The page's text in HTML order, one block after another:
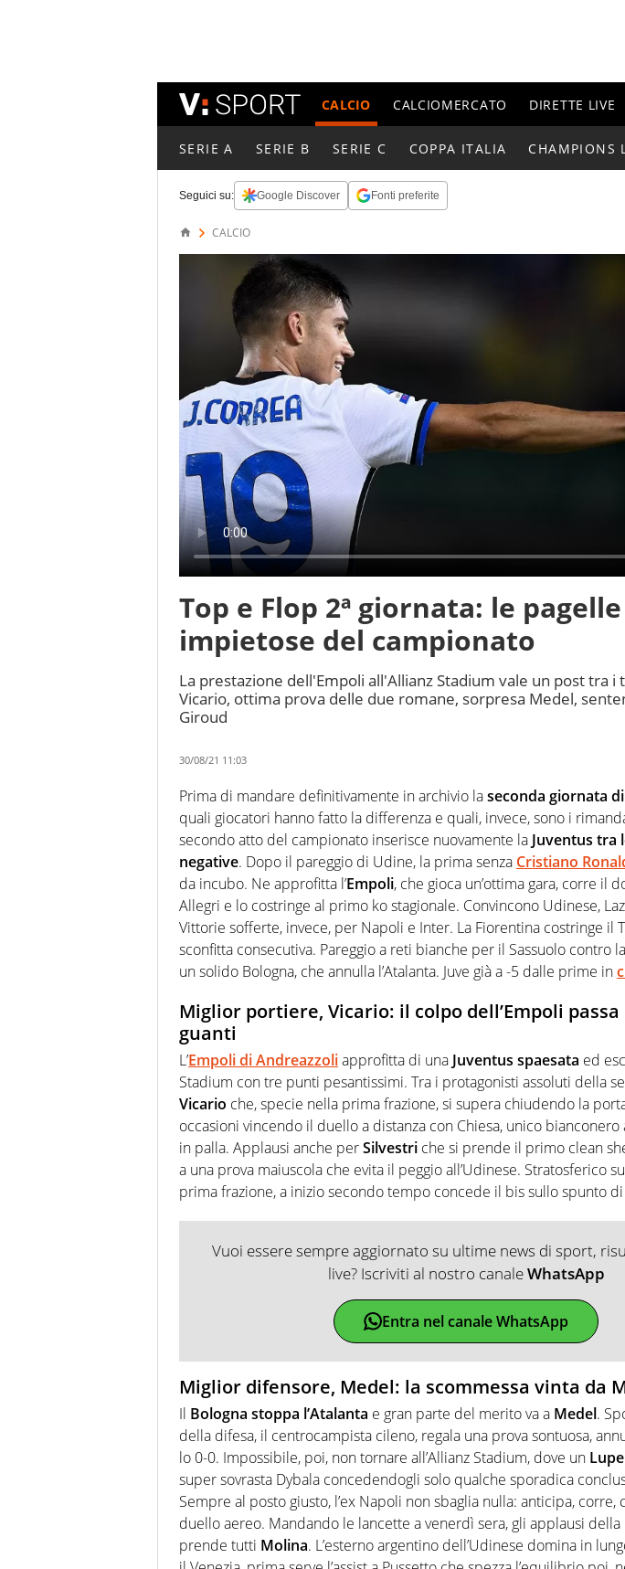
CALCIO CALCIOMERCATO DIRETTE LIVE
SERIE A SERIE B SERIE C COPPA ITALIA CHAMPIONS
Seguici su: Google Discover Fonti preferite
CALCIO
Top e Flop 2ª giornata: le
impietose del campionato
La prestazione dell'Empoli all'Allianz Stadium vale un post tra i
Vicario, ottima prova delle due romane, sorpresa Medel,
Giroud
30/08/21 11:03
Prima di mandare definitivamente in archivio laseconda giornata
quali giocatori hanno fatto la differenza e quali, invece, sono i
secondo atto del campionato inserisce nuovamente la Juventus tra
negative. Dopo il pareggio di Udine, la prima senza Cristiano
da incubo. Ne approfitta l’Empoli, che gioca un’ottima gara, corre il
Allegri e lo costringe al primo ko stagionale. Convincono Udinese,
Vittorie sofferte, invece, per Napoli e Inter. La Fiorentina costringe il
sconfitta consecutiva. Pareggio a reti bianche per il Sassuolo contro
un solido Bologna, che annulla l’Atalanta. Juve già a -5 dalle prime in
Miglior portiere, Vicario: il colpo dell’Empoli passa
guanti
L’Empoli di Andreazzoliapprofitta di una Juventus spaesata ed
Stadium con tre punti pesantissimi. Tra i protagonisti assoluti della
Vicario che, specie nella prima frazione, si supera chiudendo la
occasioni vincendo il duello a distanza con Chiesa, unico
in palla. Applausi anche perSilvestri che si prende il primo clean
a una prova maiuscola che evita il peggio all’Udinese. Stratosferico
prima frazione, a inizio secondo tempo concede il bis sullo spunto
Vuoi essere sempre aggiornato su ultime news di sport,
live? Iscriviti al nostro canaleWhatsApp
Entra nel canale WhatsApp
Miglior difensore, Medel: la scommessa vinta da
Il Bologna stoppa l’Atalanta e gran parte del merito va a Medel.
della difesa, il centrocampista cileno, regala una prova sontuosa,
lo 0-0. Impossibile, poi, non tornare all’Allianz Stadium, dove un
super sovrasta Dybala concedendogli solo qualche sporadica
Sempre al posto giusto, l’ex Napoli non sbaglia nulla: anticipa, corre,
duello aereo. Mandando le lancette a venerdì sera, gli applausi della
prende tutti Molina. L’esterno argentino dell’Udinese domina in